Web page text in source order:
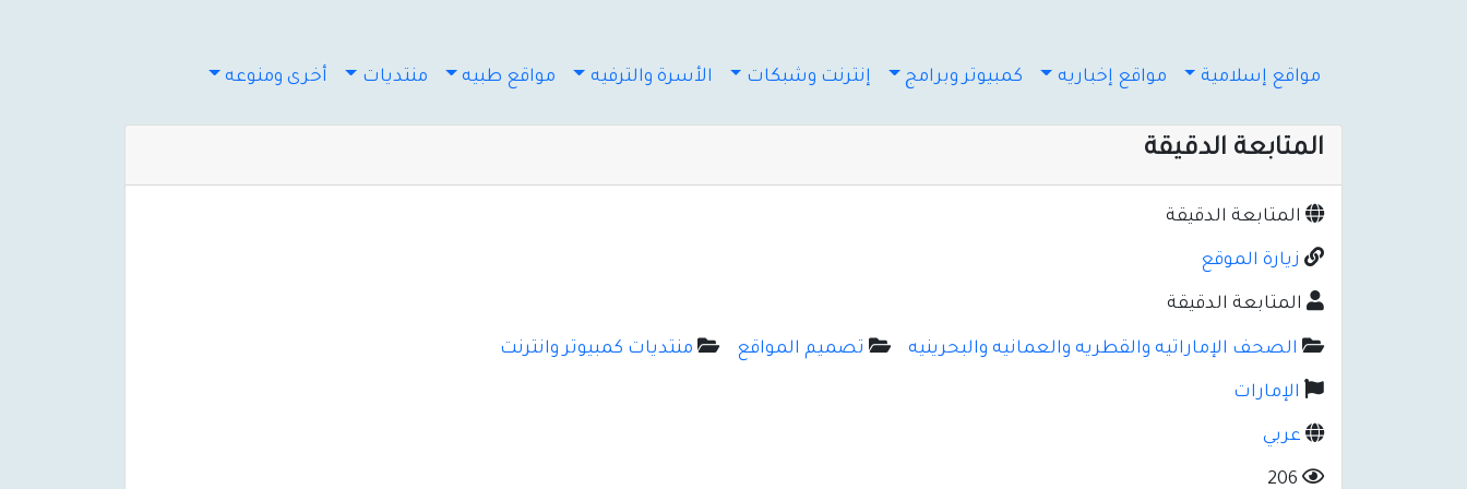
مواقع إسلامية مواقع إخباريه كمبيوتر وبرامج إنترنت وشبكات الأسرة والترفيه مواقع طبيه منتديات أخرى ومنوعه
المتابعة الدقيقة
المتابعة الدقيقة
زيارة الموقع
المتابعة الدقيقة
الصحف الإماراتيه والقطريه والعمانيه والبحرينيه تصميم المواقع منتديات كمبيوتر وانترنت
الإمارات
عربي